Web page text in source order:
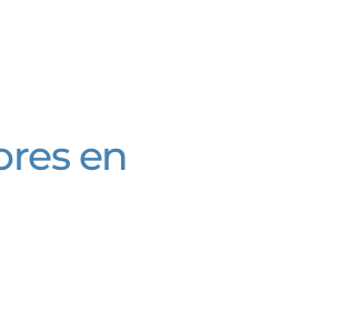
en